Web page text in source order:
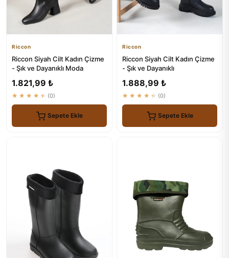
Riccon
Riccon Siyah Cilt Kadın Çizme
- Şık ve Dayanıklı Moda
1.821,99 ₺
★★★★★ (0)
Sepete Ekle
Riccon
Riccon Siyah Cilt Kadın Çizme
- Şık ve Dayanıklı
1.888,99 ₺
★★★★★ (0)
Sepete Ekle